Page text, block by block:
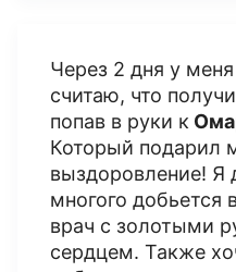
Через 2 дня у
считаю, что
попав в руки к
Который подарил
выздоровление! Я
многого добьется
врач с золотыми
сердцем. Также